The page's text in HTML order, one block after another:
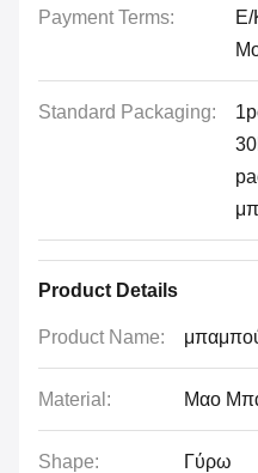
Payment Terms:
Ε/
Standard Packaging:
Product Details
Product Name:
Material: Μαο
Shape: Γύρω